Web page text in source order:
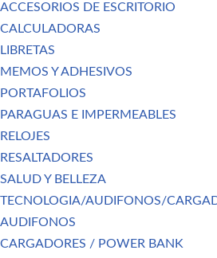
ACCESORIOS DE ESCRITORIO
CALCULADORAS
LIBRETAS
MEMOS Y ADHESIVOS
PORTAFOLIOS
PARAGUAS E IMPERMEABLES
RELOJES
RESALTADORES
SALUD Y BELLEZA
TECNOLOGIA/AUDIFONOS/
AUDIFONOS
CARGADORES / POWER BANK